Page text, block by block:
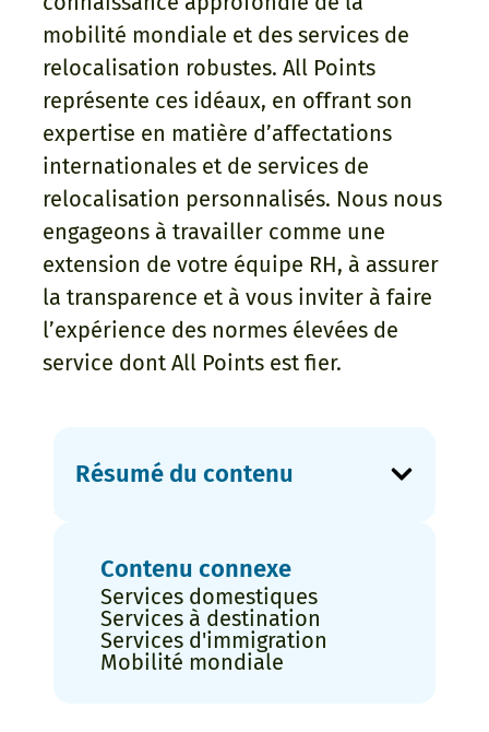
mobilité mondiale et des services de
relocalisation robustes. All Points
représente ces idéaux, en offrant son
expertise en matière d’affectations
internationales et de services de
relocalisation personnalisés. Nous nous
engageons à travailler comme une
extension de votre équipe RH, à assurer
la transparence et à vous inviter à faire
l’expérience des normes élevées de
service dont All Points est fier.
Résumé du contenu
Contenu connexe
Services domestiques
Services à destination
Services d'immigration
Mobilité mondiale